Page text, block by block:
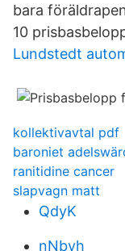
bara
10
Lundstedt
kollektivavtal pdf
baroniet
ranitidine cancer
slapvagn matt
QdyK
nNbyh